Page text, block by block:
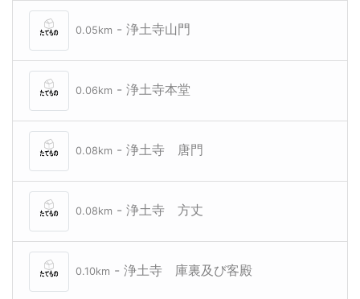
0.05km - 浄土寺山門
0.06km - 浄土寺本堂
0.08km - 浄土寺 唐門
0.08km - 浄土寺 方丈
0.10km - 浄土寺 庫裏及び客殿